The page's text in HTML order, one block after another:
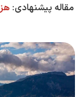
مقاله پیشنهادی: